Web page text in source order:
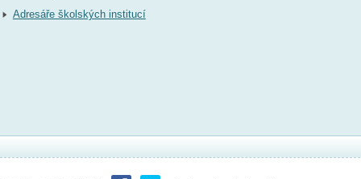
Adresáře školských institucí